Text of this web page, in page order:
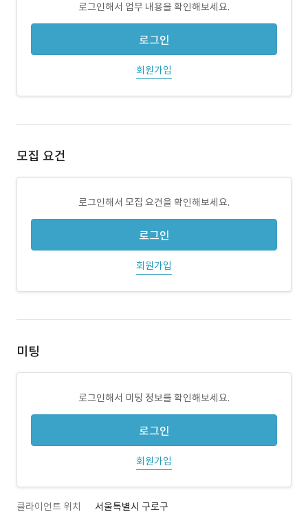
로그인해서 업무 내용을 확인해보세요.
로그인
회원가입
모집 요건
로그인해서 모집 요건을 확인해보세요.
로그인
회원가입
미팅
로그인해서 미팅 정보를 확인해보세요.
로그인
회원가입
클라이언트 위치 서울특별시 구로구